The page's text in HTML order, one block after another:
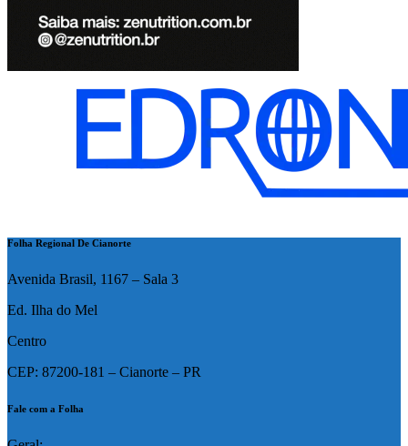
Folha Regional De Cianorte
Avenida Brasil, 1167 – Sala 3
Ed. Ilha do Mel
Centro
CEP: 87200-181 – Cianorte – PR
Fale com a Folha